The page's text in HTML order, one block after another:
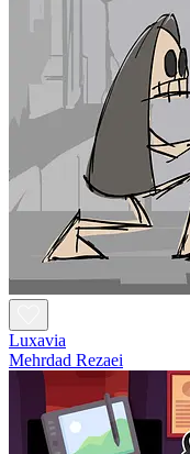
Luxavia
Mehrdad Rezaei